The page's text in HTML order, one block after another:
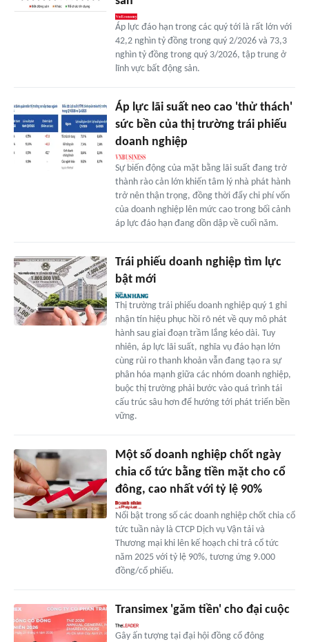
Áp lực đáo hạn trong các quý tới là rất lớn với
42,2 nghìn tỷ đồng trong quý 2/2026 và 73,3
nghìn tỷ đồng trong quý 3/2026, tập trung ở
lĩnh vực bất động sản.
Áp lực lãi suất neo cao 'thử thách'
sức bền của thị trường trái phiếu
doanh nghiệp
Sự biến động của mặt bằng lãi suất đang trở
thành rào cản lớn khiến tâm lý nhà phát hành
trở nên thận trọng, đồng thời đẩy chi phí vốn
của doanh nghiệp lên mức cao trong bối cảnh
áp lực đáo hạn đang dồn dập về cuối năm.
Trái phiếu doanh nghiệp tìm lực
bật mới
Thị trường trái phiếu doanh nghiệp quý 1 ghi
nhận tín hiệu phục hồi rõ nét về quy mô phát
hành sau giai đoạn trầm lắng kéo dài. Tuy
nhiên, áp lực lãi suất, nghĩa vụ đáo hạn lớn
cùng rủi ro thanh khoản vẫn đang tạo ra sự
phân hóa mạnh giữa các nhóm doanh nghiệp,
buộc thị trường phải bước vào quá trình tái
cấu trúc sâu hơn để hướng tới phát triển bền
vững.
Một số doanh nghiệp chốt ngày
chia cổ tức bằng tiền mặt cho cổ
đông, cao nhất với tỷ lệ 90%
Nổi bật trong số các doanh nghiệp chốt chia cổ
tức tuần này là CTCP Dịch vụ Vận tải và
Thương mại khi lên kế hoạch chi trả cổ tức
năm 2025 với tỷ lệ 90%, tương ứng 9.000
đồng/cổ phiếu.
Transimex 'găm tiền' cho đại cuộc
Gây ấn tượng tại đại hội đồng cổ đông